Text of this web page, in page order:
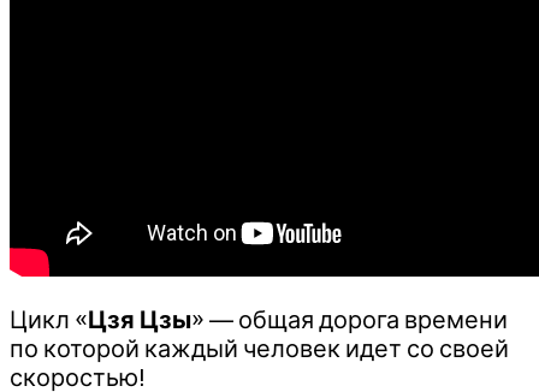
Цикл «Цзя Цзы» — общая дорога времени
по которой каждый человек идет со своей
скоростью!